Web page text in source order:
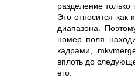
разделение
Это относится как
диапазона.
номер поля
кадрами,
вплоть до
его.